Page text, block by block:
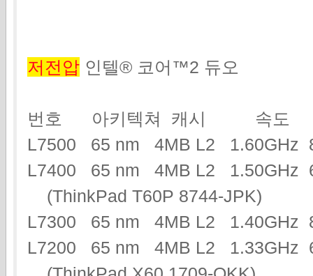
저전압 인텔® 코어™2 듀오
번호 아키텍쳐 캐시 속도
L7500 65 nm 4MB L2
L7400 65 nm 4MB L2
(ThinkPad T60P 8744-JPK)
L7300 65 nm 4MB L2
L7200 65 nm 4MB L2 1.33GHz